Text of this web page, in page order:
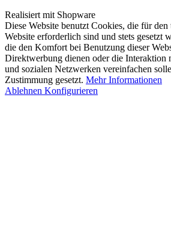
Realisiert mit Shopware
Diese Website benutzt Cookies, die für
Website erforderlich sind und stets gesetzt
die den Komfort bei Benutzung dieser
Direktwerbung dienen oder die Interaktion
und sozialen Netzwerken vereinfachen
Zustimmung gesetzt. Mehr Informationen
Ablehnen Konfigurieren